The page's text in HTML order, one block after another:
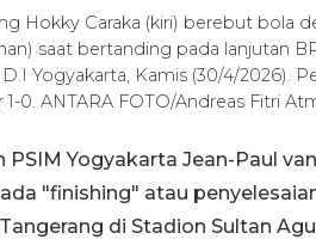
Hokky Caraka (kiri) berebut bola
saat bertanding pada lanjutan
Yogyakarta, Kamis (30/4/2026).
0. ANTARA FOTO/Andreas Fitri
PSIM Yogyakarta Jean-Paul
"finishing" atau
di Stadion Sultan